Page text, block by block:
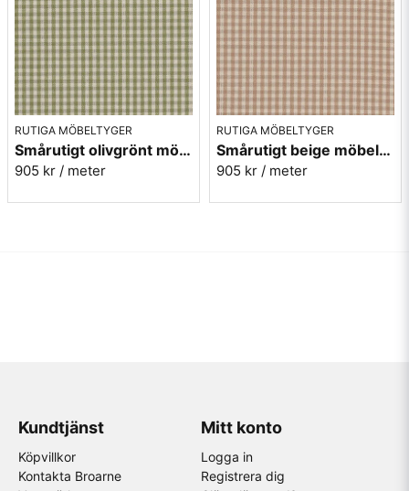
RUTIGA MÖBELTYGER
Smårutigt olivgrönt möbeltyg - Mini Ruta nr.1078
905 kr / meter
RUTIGA MÖBELTYGER
Smårutigt beige möbeltyg - Mini Ruta nr.1080
905 kr / meter
Kundtjänst
Köpvillkor
Kontakta Broarne
Mitt konto
Logga in
Registrera dig